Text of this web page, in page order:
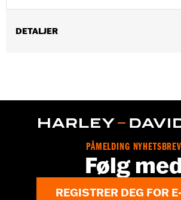
DETALJER
d.com/warrantyfor full details
PÅMELDING NYHETSBREV
Følg
REGISTRER DEG FOR